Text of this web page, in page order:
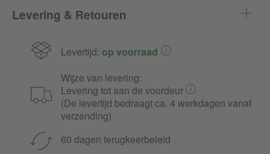
Levering & Retouren
Levertijd: op voorraad
Wijze van levering:
Levering tot aan de voordeur
(De levertijd bedraagt ca. 4 werkdagen vanaf
verzending)
60 dagen terugkeerbeleid